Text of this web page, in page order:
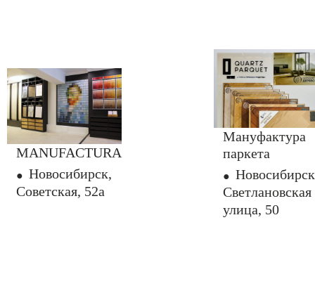
MANUFACTURA
Новосибирск,
Советская, 52а
Мануфактура
паркета
Светлановская
улица, 50